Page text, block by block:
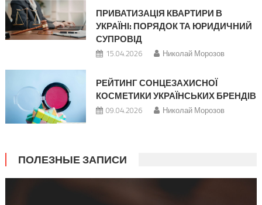
ПРИВАТИЗАЦІЯ КВАРТИРИ В
УКРАЇНІ: ПОРЯДОК ТА ЮРИДИЧНИЙ
СУПРОВІД
15.04.2026 Николай Морозов
РЕЙТИНГ СОНЦЕЗАХИСНОЇ
КОСМЕТИКИ УКРАЇНСЬКИХ БРЕНДІВ
09.04.2026 Николай Морозов
ПОЛЕЗНЫЕ ЗАПИСИ